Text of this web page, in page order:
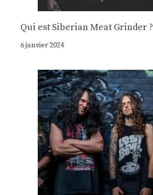
Qui est Siberian Meat Grinder ?
6 janvier 2024